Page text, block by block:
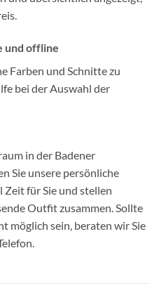
und offline
Farben und Schnitte zu
bei der Auswahl der
in der Badener
Sie unsere persönliche
Zeit für Sie und stellen
Outfit zusammen. Sollte
möglich sein, beraten wir Sie